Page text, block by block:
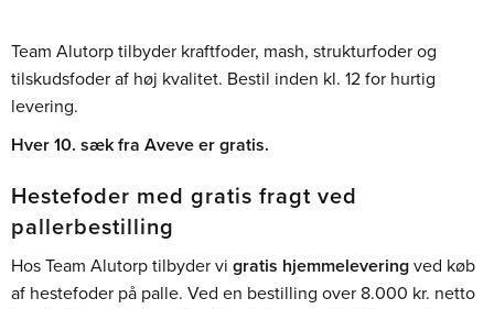
Team Alutorp tilbyder kraftfoder, mash, strukturfoder og
tilskudsfoder af høj kvalitet. Bestil inden kl. 12 for hurtig
levering.
Hver 10. sæk fra Aveve er gratis.
Hestefoder med gratis fragt ved
pallerbestilling
Hos Team Alutorp tilbyder vi gratis hjemmelevering ved køb
af hestefoder på palle. Ved en bestilling over 8.000 kr. netto